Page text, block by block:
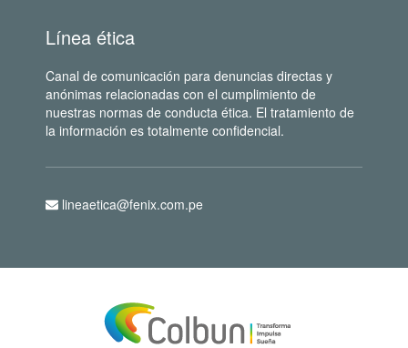
Línea ética
Canal de comunicación para denuncias directas y
anónimas relacionadas con el cumplimiento de
nuestras normas de conducta ética. El tratamiento de
la información es totalmente confidencial.
lineaetica@fenix.com.pe